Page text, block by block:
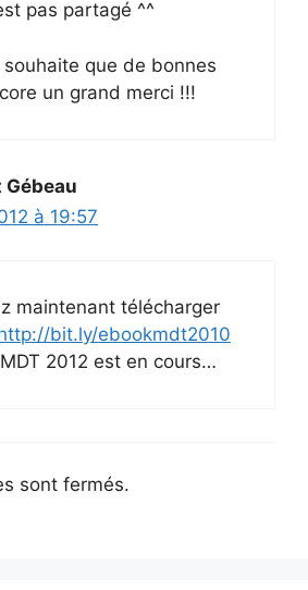
pas partagé ^^
que de bonnes
un grand merci !!!
à 19:57
maintenant télécharger
bit.ly/ebookmdt2010
2012 est en cours…
sont fermés.